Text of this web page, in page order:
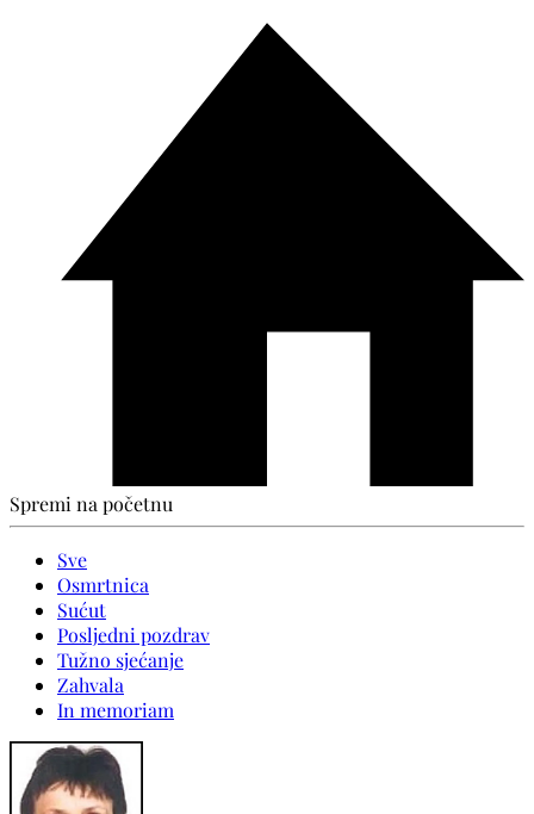
Spremi na početnu
Sve
Osmrtnica
Sućut
Posljedni pozdrav
Tužno sjećanje
Zahvala
In memoriam